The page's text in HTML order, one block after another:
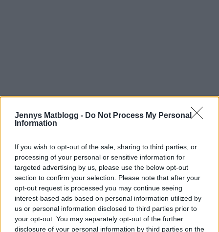
Jennys Matblogg - Do Not Process My Personal
Information
If you wish to opt-out of the sale, sharing to third parties, or
processing of your personal or sensitive information for
targeted advertising by us, please use the below opt-out
section to confirm your selection. Please note that after your
opt-out request is processed you may continue seeing
interest-based ads based on personal information utilized by
us or personal information disclosed to third parties prior to
your opt-out. You may separately opt-out of the further
disclosure of your personal information by third parties on the
Mätta och belåtna så har vi fixat lite här i trädgården och
jar har vattnat tomatplantorna och såg att jag hade
massa röda tomater.*wwwiiiieeee* så roligt , och så
mycket godare det är med hemodlat än de tomaterna i
affär. Ett växthus om några år står på önskelistan –
guuud så roligt att få odla lite mer grönsaker själv.